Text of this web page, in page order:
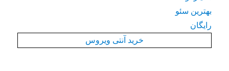
بهترین سئو
رایگان
خرید آنتی ویروس